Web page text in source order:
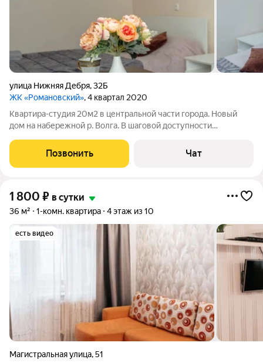
улица Нижняя Дебря,32Б
ЖК «Романовский», 4 квартал 2020
Квартира-студия 20м2 в центральной части города. Новый
дом на набережной р. Волга. В шаговой доступности
отопление, всегда есть горячая вода. Smart TV, Wi-Fi интернет,
холодильник, микроволновая печь,
Позвонить Чат
1 800 ₽ в сутки
36 м² 1-комн. квартира 4 этаж из 10
есть видео
Магистральная улица,51